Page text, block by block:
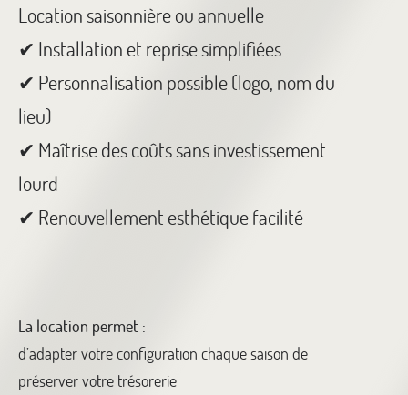
Location saisonnière ou annuelle
✔ Installation et reprise simplifiées
✔ Personnalisation possible (logo, nom du
lieu)
✔ Maîtrise des coûts sans investissement
lourd
✔ Renouvellement esthétique facilité
La location permet :
d’adapter votre configuration chaque saison de
préserver votre trésorerie